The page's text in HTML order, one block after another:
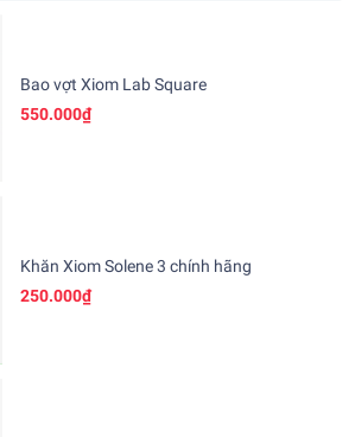
Bao vợt Xiom Lab Square
550.000₫
Khăn Xiom Solene 3 chính hãng
250.000₫